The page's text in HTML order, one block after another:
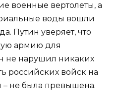
военные вертолеты, а
воды вошли
Путин уверяет, что
армию для
не нарушил никаких
российских войск на
– не была превышена.